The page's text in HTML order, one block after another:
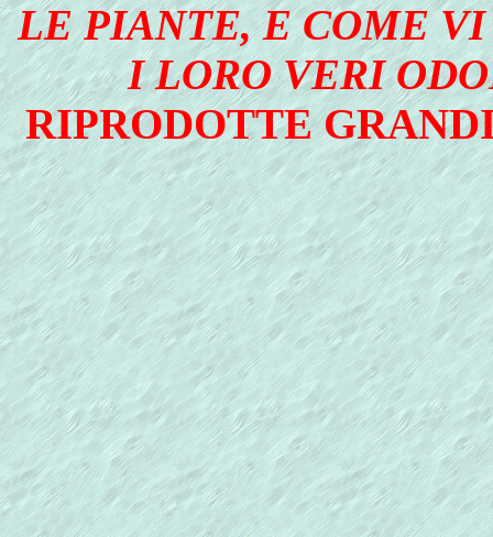
LE PIANTE, E COME VI
I LORO VERI
RIPRODOTTE